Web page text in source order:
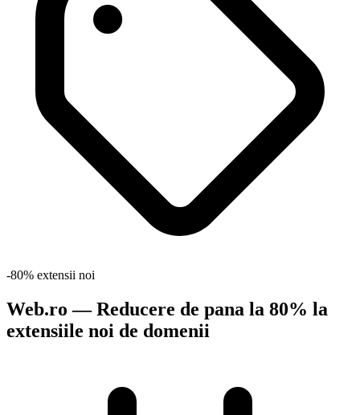
-80% extensii noi
Web.ro — Reducere de pana la 80% la
extensiile noi de domenii